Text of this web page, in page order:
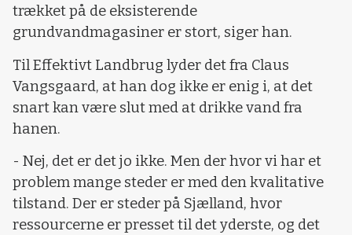
trækket på de eksisterende
grundvandmagasiner er stort, siger han.
Til Effektivt Landbrug lyder det fra Claus
Vangsgaard, at han dog ikke er enig i, at det
snart kan være slut med at drikke vand fra
hanen.
- Nej, det er det jo ikke. Men der hvor vi har et
problem mange steder er med den kvalitative
tilstand. Der er steder på Sjælland, hvor
ressourcerne er presset til det yderste, og det